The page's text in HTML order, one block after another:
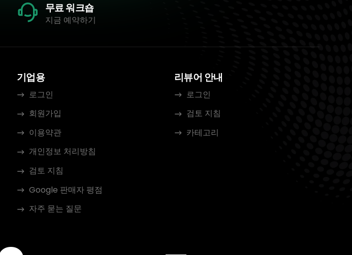
무료 워크숍
지금 예약하기
기업용
로그인
회원가입
이용약관
개인정보 처리방침
검토 지침
Google 판매자 평점
자주 묻는 질문
리뷰어 안내
로그인
검토 지침
카테고리